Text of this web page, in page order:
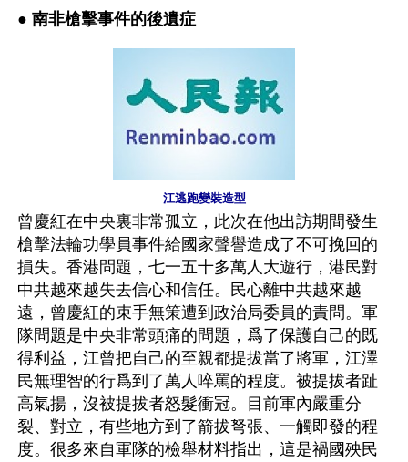
● 南非槍擊事件的後遺症
江逃跑變裝造型
曾慶紅在中央裏非常孤立，此次在他出訪期間發生
槍擊法輪功學員事件給國家聲譽造成了不可挽回的
損失。香港問題，七一五十多萬人大遊行，港民對
中共越來越失去信心和信任。民心離中共越來越
遠，曾慶紅的束手無策遭到政治局委員的責問。軍
隊問題是中央非常頭痛的問題，爲了保護自己的既
得利益，江曾把自己的至親都提拔當了將軍，江澤
民無理智的行爲到了萬人啐罵的程度。被提拔者趾
高氣揚，沒被提拔者怒髮衝冠。目前軍內嚴重分
裂、對立，有些地方到了箭拔弩張、一觸即發的程
度。很多來自軍隊的檢舉材料指出，這是禍國殃民